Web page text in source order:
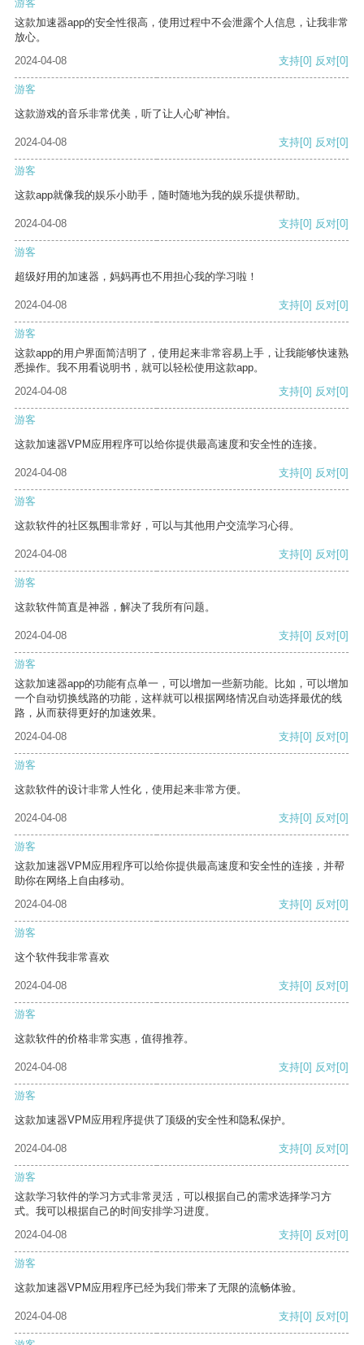
游客
这款加速器app的安全性很高，使用过程中不会泄露个人信息，让我非常
放心。
2024-04-08
支持[0] 反对[0]
游客
这款游戏的音乐非常优美，听了让人心旷神怡。
2024-04-08 支持[0] 反对[0]
游客
这款app就像我的娱乐小助手，随时随地为我的娱乐提供帮助。
2024-04-08 支持[0] 反对[0]
游客
超级好用的加速器，妈妈再也不用担心我的学习啦！
2024-04-08 支持[0] 反对[0]
游客
这款app的用户界面简洁明了，使用起来非常容易上手，让我能够快速熟
悉操作。我不用看说明书，就可以轻松使用这款app。
2024-04-08
支持[0] 反对[0]
游客
这款加速器VPM应用程序可以给你提供最高速度和安全性的连接。
2024-04-08 支持[0] 反对[0]
游客
这款软件的社区氛围非常好，可以与其他用户交流学习心得。
2024-04-08 支持[0] 反对[0]
游客
这款软件简直是神器，解决了我所有问题。
2024-04-08 支持[0] 反对[0]
游客
这款加速器app的功能有点单一，可以增加一些新功能。比如，可以增加
一个自动切换线路的功能，这样就可以根据网络情况自动选择最优的线
路，从而获得更好的加速效果。
2024-04-08
支持[0] 反对[0]
游客
这款软件的设计非常人性化，使用起来非常方便。
2024-04-08 支持[0] 反对[0]
游客
这款加速器VPM应用程序可以给你提供最高速度和安全性的连接，并帮
助你在网络上自由移动。
2024-04-08
支持[0] 反对[0]
游客
这个软件我非常喜欢
2024-04-08 支持[0] 反对[0]
游客
这款软件的价格非常实惠，值得推荐。
2024-04-08 支持[0] 反对[0]
游客
这款加速器VPM应用程序提供了顶级的安全性和隐私保护。
2024-04-08 支持[0] 反对[0]
游客
这款学习软件的学习方式非常灵活，可以根据自己的需求选择学习方
式。我可以根据自己的时间安排学习进度。
2024-04-08
支持[0] 反对[0]
游客
这款加速器VPM应用程序已经为我们带来了无限的流畅体验。
2024-04-08 支持[0] 反对[0]